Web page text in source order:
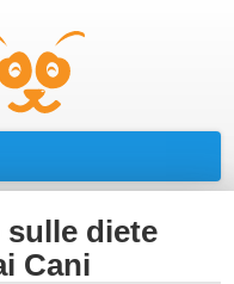
diete
Cani